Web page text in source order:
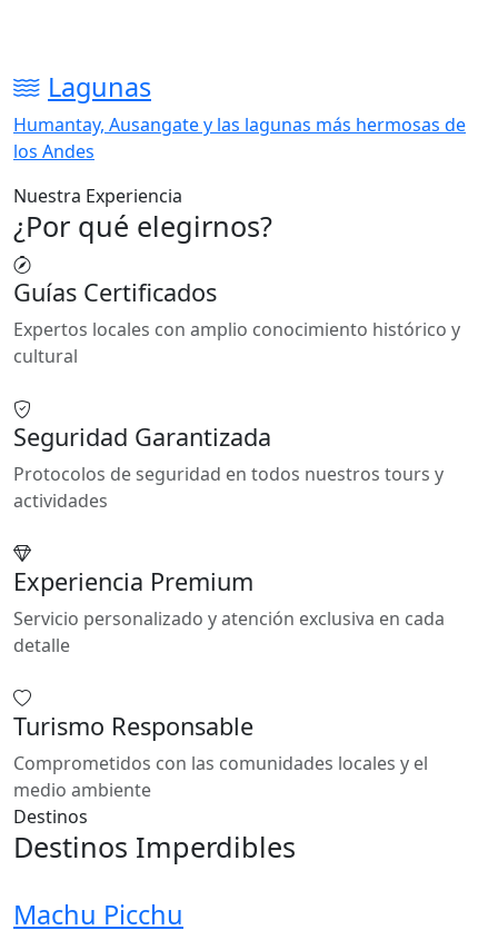
Lagunas
Humantay, Ausangate y las lagunas más hermosas de
los Andes
Nuestra Experiencia
¿Por qué elegirnos?
Guías Certificados
Expertos locales con amplio conocimiento histórico y
cultural
Seguridad Garantizada
Protocolos de seguridad en todos nuestros tours y
actividades
Experiencia Premium
Servicio personalizado y atención exclusiva en cada
detalle
Turismo Responsable
Comprometidos con las comunidades locales y el
medio ambiente
Destinos
Destinos Imperdibles
Machu Picchu